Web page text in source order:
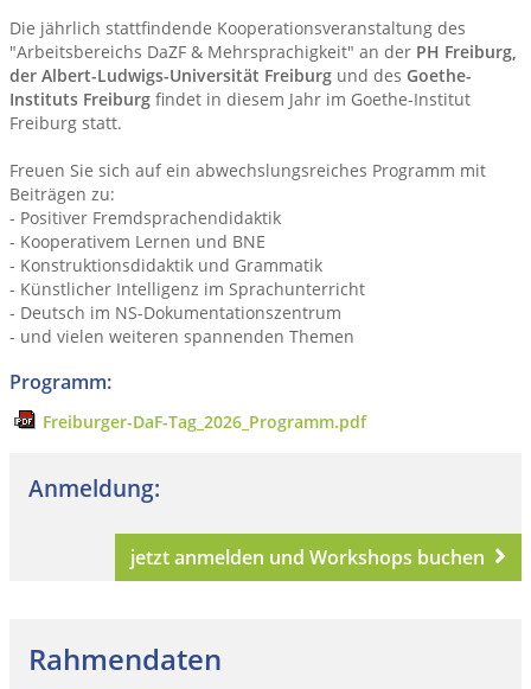
Die jährlich stattfindende Kooperationsveranstaltung des
"Arbeitsbereichs DaZF & Mehrsprachigkeit" an der PH Freiburg,
der Albert-Ludwigs-Universität Freiburg und des Goethe-
Instituts Freiburg findet in diesem Jahr im Goethe-Institut
Freiburg statt.
Freuen Sie sich auf ein abwechslungsreiches Programm mit
Beiträgen zu:
- Positiver Fremdsprachendidaktik
- Kooperativem Lernen und BNE
- Konstruktionsdidaktik und Grammatik
- Künstlicher Intelligenz im Sprachunterricht
- Deutsch im NS-Dokumentationszentrum
- und vielen weiteren spannenden Themen
Programm:
Freiburger-DaF-Tag_2026_Programm.pdf
Anmeldung:
jetzt anmelden und Workshops buchen
Rahmendaten